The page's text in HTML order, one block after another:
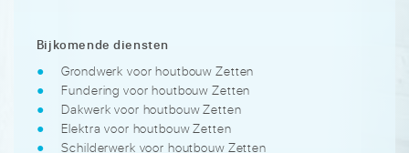
Bijkomende diensten
Grondwerk voor houtbouw Zetten
Fundering voor houtbouw Zetten
Dakwerk voor houtbouw Zetten
Elektra voor houtbouw Zetten
Schilderwerk voor houtbouw Zetten